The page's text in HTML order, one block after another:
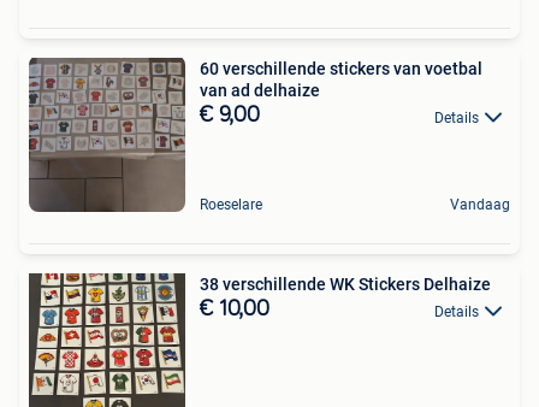
60 verschillende stickers van voetbal
van ad delhaize
€ 9,00 Details
Roeselare Vandaag
38 verschillende WK Stickers Delhaize
€ 10,00 Details